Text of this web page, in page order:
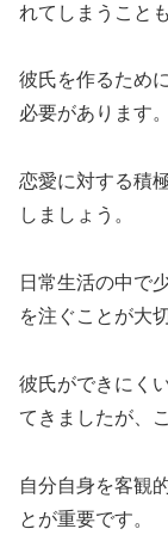
れてしまうこと
彼氏を作るため
必要があります。
恋愛に対する積
しましょう。
日常生活の中で
を注ぐことが大
彼氏ができにく
てきましたが、
自分自身を客観
とが重要です。